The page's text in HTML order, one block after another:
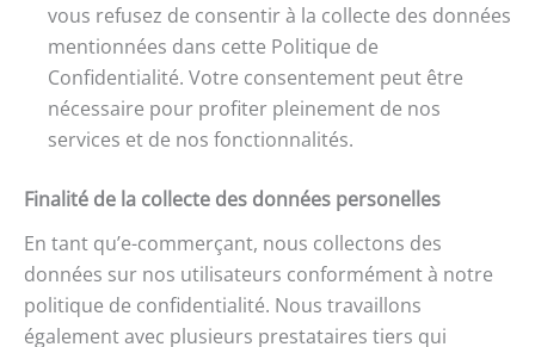
vous refusez de consentir à la collecte des données
mentionnées dans cette Politique de
Confidentialité. Votre consentement peut être
nécessaire pour profiter pleinement de nos
services et de nos fonctionnalités.
Finalité de la collecte des données personelles
En tant qu’e-commerçant, nous collectons des
données sur nos utilisateurs conformément à notre
politique de confidentialité. Nous travaillons
également avec plusieurs prestataires tiers qui